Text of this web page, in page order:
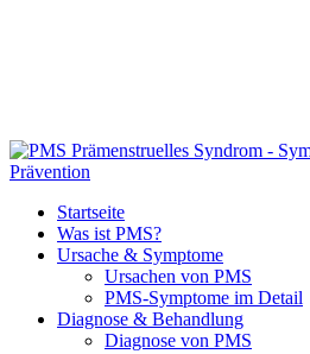
Startseite
Was ist PMS?
Ursache & Symptome
Ursachen von PMS
PMS-Symptome im Detail
Diagnose & Behandlung
Diagnose von PMS